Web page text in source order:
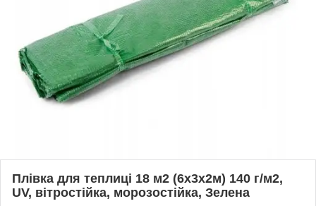
Плівка для теплиці 18 м2 (6х3х2м) 140 г/м2,
UV, вітростійка, морозостійка, Зелена